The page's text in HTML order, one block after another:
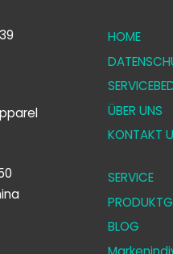
HOME
ÜBER UNS
KONTAKT
SERVICE
BLOG